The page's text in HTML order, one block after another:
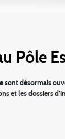
Pôle
sont désormais
et les dossiers